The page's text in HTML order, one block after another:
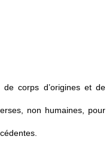
de corps d’origines et de
non humaines, pour